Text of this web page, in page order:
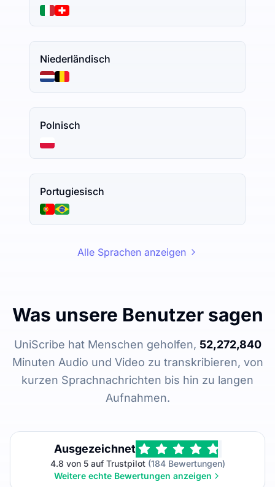
Niederländisch
Polnisch
Portugiesisch
Alle Sprachen anzeigen
Was unsere Benutzer sagen
UniScribe hat Menschen geholfen, 52,272,840
Minuten Audio und Video zu transkribieren, von
kurzen Sprachnachrichten bis hin zu langen
Aufnahmen.
Ausgezeichnet
4.8 von 5 auf Trustpilot(184 Bewertungen)
Weitere echte Bewertungen anzeigen